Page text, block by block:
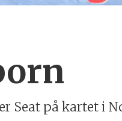
Seat på kartet i